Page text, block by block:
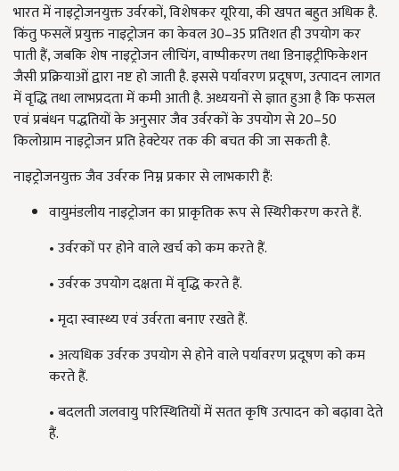
भारत में नाइट्रोजनयुक्त उर्वरकों, विशेषकर यूरिया, की खपत बहुत अधिक है.
किंतु फसलें प्रयुक्त नाइट्रोजन का केवल 30–35 प्रतिशत ही उपयोग कर
पाती हैं, जबकि शेष नाइट्रोजन लीचिंग, वाष्पीकरण तथा डिनाइट्रीफिकेशन
जैसी प्रक्रियाओं द्वारा नष्ट हो जाती है. इससे पर्यावरण प्रदूषण, उत्पादन लागत
में वृद्धि तथा लाभप्रदता में कमी आती है. अध्ययनों से ज्ञात हुआ है कि फसल
एवं प्रबंधन पद्धतियों के अनुसार जैव उर्वरकों के उपयोग से 20–50
किलोग्राम नाइट्रोजन प्रति हेक्टेयर तक की बचत की जा सकती है.
नाइट्रोजनयुक्त जैव उर्वरक निम्न प्रकार से लाभकारी हैं:
वायुमंडलीय नाइट्रोजन का प्राकृतिक रूप से स्थिरीकरण करते हैं.
• उर्वरकों पर होने वाले खर्च को कम करते हैं.
• उर्वरक उपयोग दक्षता में वृद्धि करते हैं.
• मृदा स्वास्थ्य एवं उर्वरता बनाए रखते हैं.
• अत्यधिक उर्वरक उपयोग से होने वाले पर्यावरण प्रदूषण को कम
करते हैं.
• बदलती जलवायु परिस्थितियों में सतत कृषि उत्पादन को बढ़ावा देते
हैं.